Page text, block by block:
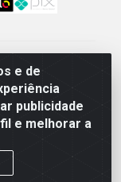
e de
publicidade
e melhorar a
Luiz W
Arroio Duro,
- CNPJ